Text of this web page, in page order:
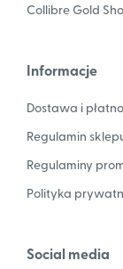
Collibre Gold
Informacje
Dostawa i
Regulamin
Regulaminy
Polityka
Social media